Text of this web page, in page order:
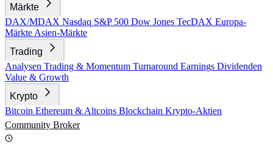
Märkte
DAX/MDAX Nasdaq S&P 500 Dow Jones TecDAX Europa-
Märkte Asien-Märkte
Trading
Analysen Trading & Momentum Turnaround Earnings Dividenden
Value & Growth
Krypto
Bitcoin Ethereum & Altcoins Blockchain Krypto-Aktien
Community Broker